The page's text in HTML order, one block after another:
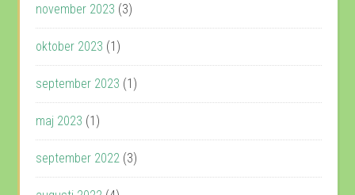
november 2023 (3)
oktober 2023 (1)
september 2023 (1)
maj 2023 (1)
september 2022 (3)